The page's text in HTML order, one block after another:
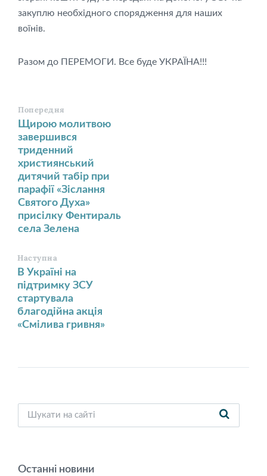
закуплю необхідного спорядження для наших
воїнів.
Разом до ПЕРЕМОГИ. Все буде УКРАЇНА!!!
Попередня
Щирою молитвою
завершився
триденний
християнський
дитячий табір при
парафії «Зіслання
Святого Духа»
присілку Фентираль
села Зелена
Наступна
В Україні на
підтримку ЗСУ
стартувала
благодійна акція
«Смілива гривня»
Останні новини